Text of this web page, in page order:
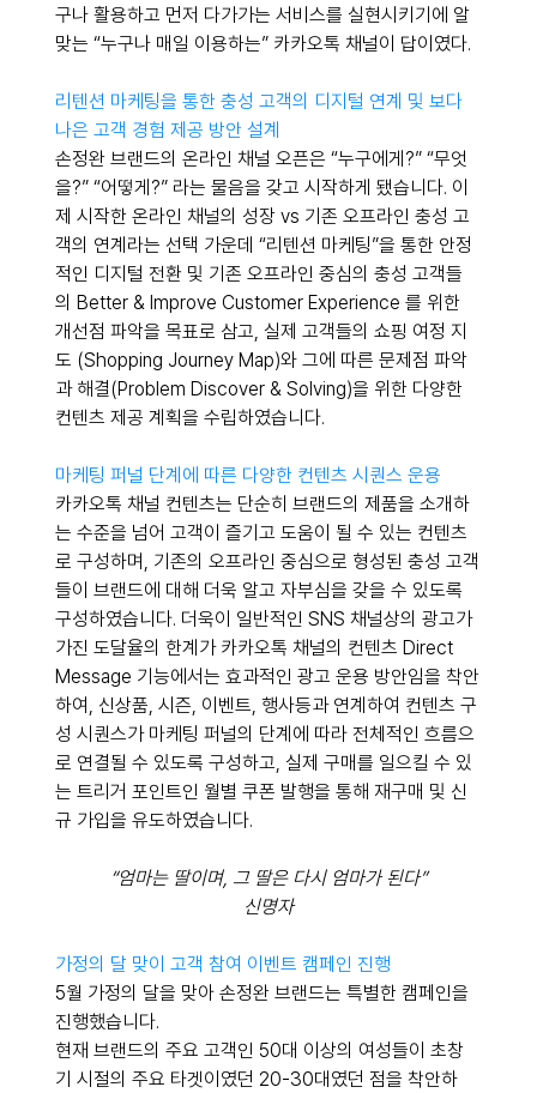
구나 활용하고 먼저 다가가는 서비스를 실현시키기에 알
맞는 “누구나 매일 이용하는” 카카오톡 채널이 답이였다.
리텐션 마케팅을 통한 충성 고객의 디지털 연계 및 보다
나은 고객 경험 제공 방안 설계
손정완 브랜드의 온라인 채널 오픈은 “누구에게?” “무엇
을?” “어떻게?” 라는 물음을 갖고 시작하게 됐습니다. 이
제 시작한 온라인 채널의 성장 vs 기존 오프라인 충성 고
객의 연계라는 선택 가운데 “리텐션 마케팅”을 통한 안정
적인 디지털 전환 및 기존 오프라인 중심의 충성 고객들
의 Better & Improve Customer Experience 를 위한
개선점 파악을 목표로 삼고, 실제 고객들의 쇼핑 여정 지
도 (Shopping Journey Map)와 그에 따른 문제점 파악
과 해결(Problem Discover & Solving)을 위한 다양한
컨텐츠 제공 계획을 수립하였습니다.
마케팅 퍼널 단계에 따른 다양한 컨텐츠 시퀀스 운용
카카오톡 채널 컨텐츠는 단순히 브랜드의 제품을 소개하
는 수준을 넘어 고객이 즐기고 도움이 될 수 있는 컨텐츠
로 구성하며, 기존의 오프라인 중심으로 형성된 충성 고객
들이 브랜드에 대해 더욱 알고 자부심을 갖을 수 있도록
구성하였습니다. 더욱이 일반적인 SNS 채널상의 광고가
가진 도달율의 한계가 카카오톡 채널의 컨텐츠 Direct
Message 기능에서는 효과적인 광고 운용 방안임을 착안
하여, 신상품, 시즌, 이벤트, 행사등과 연계하여 컨텐츠 구
성 시퀀스가 마케팅 퍼널의 단계에 따라 전체적인 흐름으
로 연결될 수 있도록 구성하고, 실제 구매를 일으킬 수 있
는 트리거 포인트인 월별 쿠폰 발행을 통해 재구매 및 신
규 가입을 유도하였습니다.
“엄마는 딸이며, 그 딸은 다시 엄마가 된다”
신명자
가정의 달 맞이 고객 참여 이벤트 캠페인 진행
5월 가정의 달을 맞아 손정완 브랜드는 특별한 캠페인을
진행했습니다.
현재 브랜드의 주요 고객인 50대 이상의 여성들이 초창
기 시절의 주요 타겟이였던 20-30대였던 점을 착안하